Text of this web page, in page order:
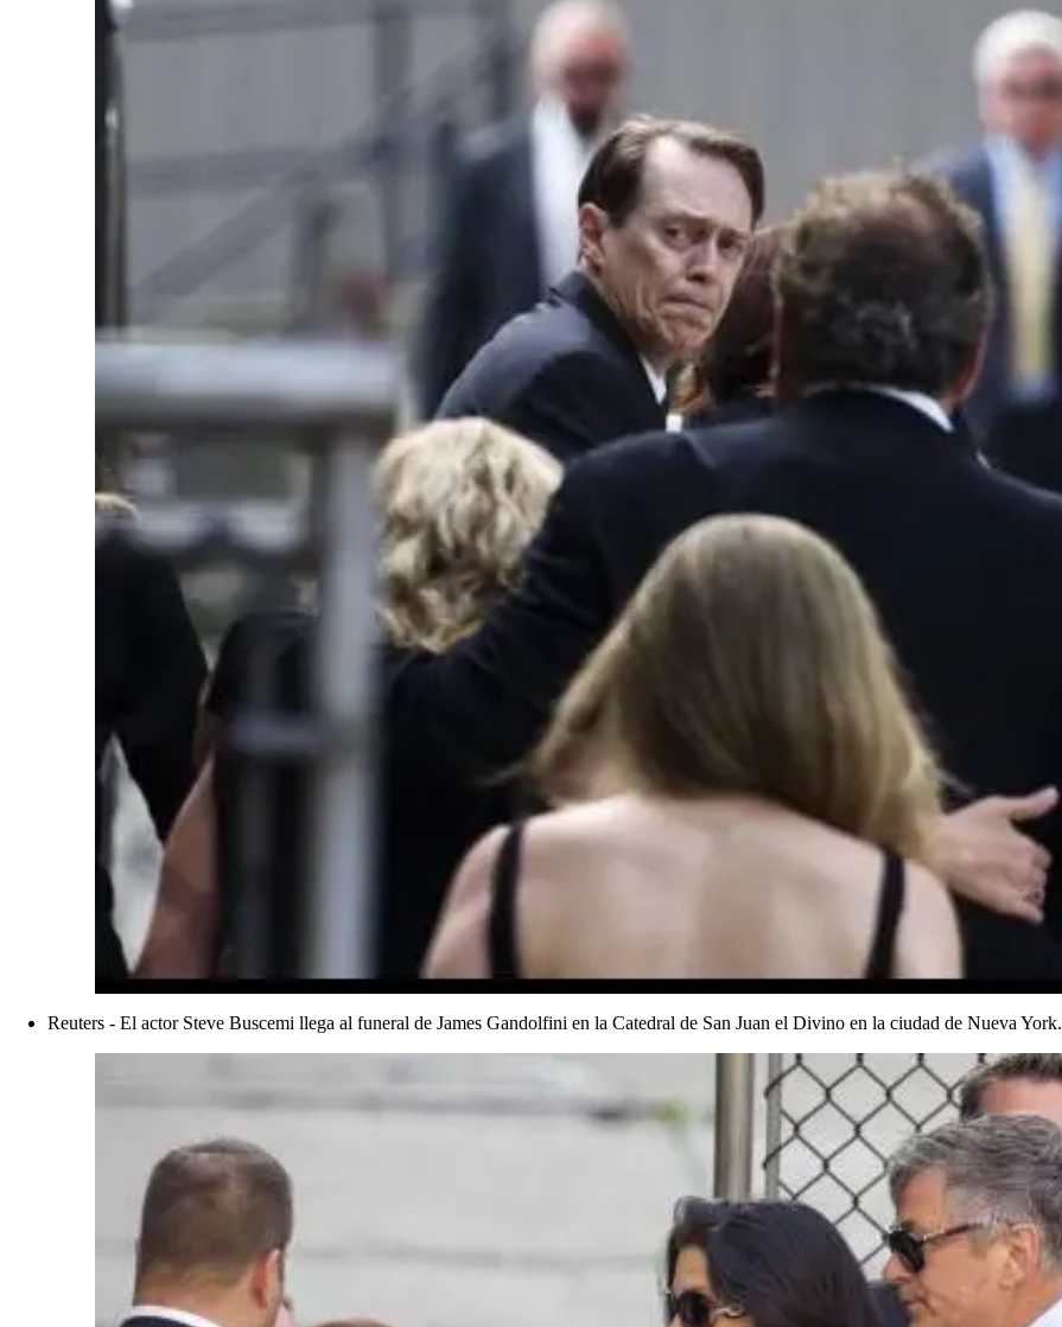
Reuters - El actor Steve Buscemi llega al funeral de James Gandolfini en la Catedral de San Juan el Divino en la ciudad de Nueva York.